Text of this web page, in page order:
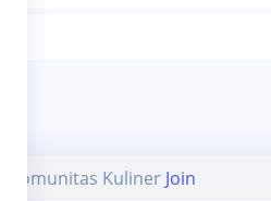
Komunitas Kuliner Join